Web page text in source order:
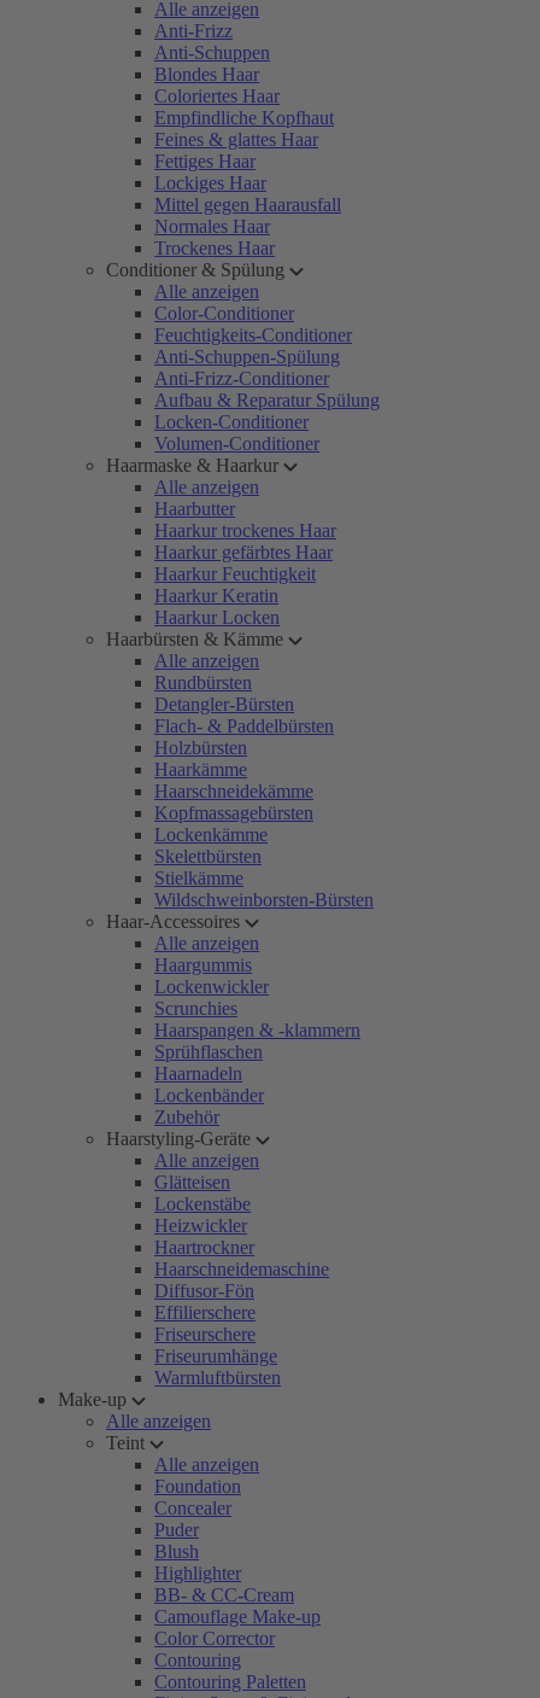
Alle anzeigen
Anti-Frizz
Anti-Schuppen
Blondes Haar
Coloriertes Haar
Empfindliche Kopfhaut
Feines & glattes Haar
Fettiges Haar
Lockiges Haar
Mittel gegen Haarausfall
Normales Haar
Trockenes Haar
Conditioner & Spülung
Alle anzeigen
Color-Conditioner
Feuchtigkeits-Conditioner
Anti-Schuppen-Spülung
Anti-Frizz-Conditioner
Aufbau & Reparatur Spülung
Locken-Conditioner
Volumen-Conditioner
Haarmaske & Haarkur
Alle anzeigen
Haarbutter
Haarkur trockenes Haar
Haarkur gefärbtes Haar
Haarkur Feuchtigkeit
Haarkur Keratin
Haarkur Locken
Haarbürsten & Kämme
Alle anzeigen
Rundbürsten
Detangler-Bürsten
Flach- & Paddelbürsten
Holzbürsten
Haarkämme
Haarschneidekämme
Kopfmassagebürsten
Lockenkämme
Skelettbürsten
Stielkämme
Wildschweinborsten-Bürsten
Haar-Accessoires
Alle anzeigen
Haargummis
Lockenwickler
Scrunchies
Haarspangen & -klammern
Sprühflaschen
Haarnadeln
Lockenbänder
Zubehör
Haarstyling-Geräte
Alle anzeigen
Glätteisen
Lockenstäbe
Heizwickler
Haartrockner
Haarschneidemaschine
Diffusor-Fön
Effilierschere
Friseurschere
Friseurumhänge
Warmluftbürsten
Make-up
Alle anzeigen
Teint
Alle anzeigen
Foundation
Concealer
Puder
Blush
Highlighter
BB- & CC-Cream
Camouflage Make-up
Color Corrector
Contouring
Contouring Paletten